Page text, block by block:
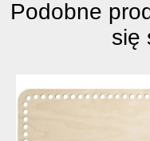
Podobne
się